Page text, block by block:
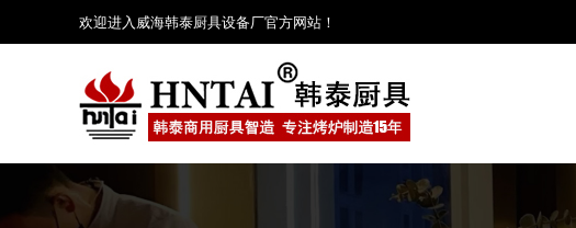
欢迎进入威海韩泰厨具设备厂官方网站！